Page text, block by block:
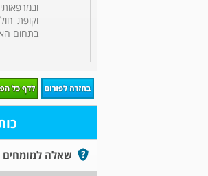
וקופת
בתחום
שאלה למומחים